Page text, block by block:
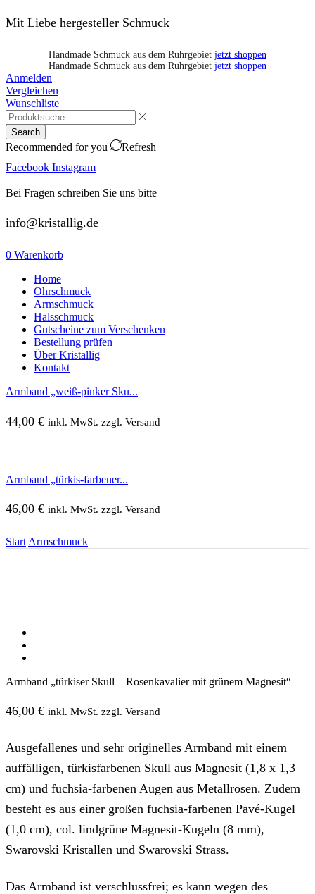
Mit Liebe hergesteller Schmuck
Handmade Schmuck aus dem Ruhrgebiet jetzt shoppen
Handmade Schmuck aus dem Ruhrgebiet jetzt shoppen
Anmelden
Vergleichen
Wunschliste
Search
Recommended for you
Refresh
Facebook Instagram
Bei Fragen schreiben Sie uns bitte
info@kristallig.de
0 Warenkorb
Home
Ohrschmuck
Armschmuck
Halsschmuck
Gutscheine zum Verschenken
Bestellung prüfen
Über Kristallig
Kontakt
Armband „weiß-pinker Sku...
44,00 € inkl. MwSt. zzgl. Versand
Armband „türkis-farbener...
46,00 € inkl. MwSt. zzgl. Versand
Start Armschmuck
Armband „türkiser Skull – Rosenkavalier mit grünem Magnesit“
46,00 € inkl. MwSt. zzgl. Versand
Ausgefallenes und sehr originelles Armband mit einem
auffälligen, türkisfarbenen Skull aus Magnesit (1,8 x 1,3
cm) und fuchsia-farbenen Augen aus Metallrosen. Zudem
besteht es aus einer großen fuchsia-farbenen Pavé-Kugel
(1,0 cm), col. lindgrüne Magnesit-Kugeln (8 mm),
Swarovski Kristallen und Swarovski Strass.
Das Armband ist verschlussfrei; es kann wegen des